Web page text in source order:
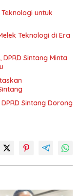
untuk
Teknologi di Era
Sintang Minta
Sintang Dorong